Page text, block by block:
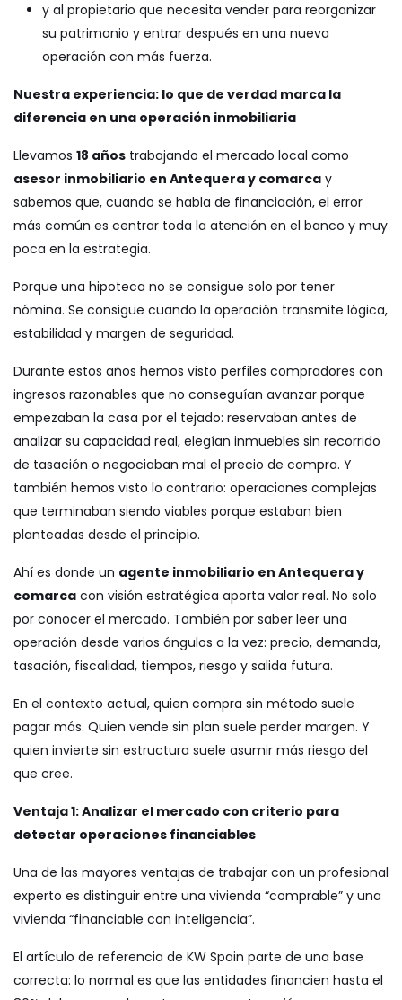
y al propietario que necesita vender para reorganizar
su patrimonio y entrar después en una nueva
operación con más fuerza.
Nuestra experiencia: lo que de verdad marca la
diferencia en una operación inmobiliaria
Llevamos 18 años trabajando el mercado local como
asesor inmobiliario en Antequera y comarca y
sabemos que, cuando se habla de financiación, el error
más común es centrar toda la atención en el banco y muy
poca en la estrategia.
Porque una hipoteca no se consigue solo por tener
nómina. Se consigue cuando la operación transmite lógica,
estabilidad y margen de seguridad.
Durante estos años hemos visto perfiles compradores con
ingresos razonables que no conseguían avanzar porque
empezaban la casa por el tejado: reservaban antes de
analizar su capacidad real, elegían inmuebles sin recorrido
de tasación o negociaban mal el precio de compra. Y
también hemos visto lo contrario: operaciones complejas
que terminaban siendo viables porque estaban bien
planteadas desde el principio.
Ahí es donde un agente inmobiliario en Antequera y
comarca con visión estratégica aporta valor real. No solo
por conocer el mercado. También por saber leer una
operación desde varios ángulos a la vez: precio, demanda,
tasación, fiscalidad, tiempos, riesgo y salida futura.
En el contexto actual, quien compra sin método suele
pagar más. Quien vende sin plan suele perder margen. Y
quien invierte sin estructura suele asumir más riesgo del
que cree.
Ventaja 1: Analizar el mercado con criterio para
detectar operaciones financiables
Una de las mayores ventajas de trabajar con un profesional
experto es distinguir entre una vivienda “comprable” y una
vivienda “financiable con inteligencia”.
El artículo de referencia de KW Spain parte de una base
correcta: lo normal es que las entidades financien hasta el